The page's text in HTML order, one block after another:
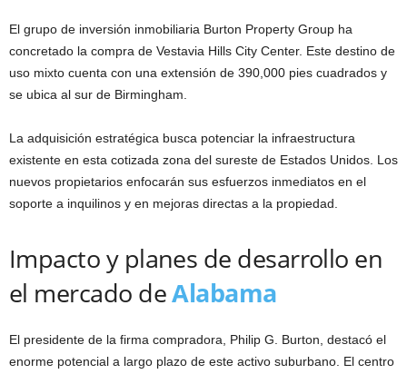
El grupo de inversión inmobiliaria Burton Property Group ha
concretado la compra de Vestavia Hills City Center. Este destino de
uso mixto cuenta con una extensión de 390,000 pies cuadrados y
se ubica al sur de Birmingham.
La adquisición estratégica busca potenciar la infraestructura
existente en esta cotizada zona del sureste de Estados Unidos. Los
nuevos propietarios enfocarán sus esfuerzos inmediatos en el
soporte a inquilinos y en mejoras directas a la propiedad.
Impacto y planes de desarrollo en
el mercado deAlabama
El presidente de la firma compradora, Philip G. Burton, destacó el
enorme potencial a largo plazo de este activo suburbano. El centro